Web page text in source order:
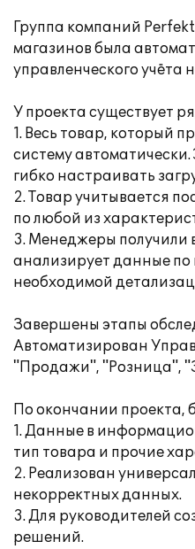
Группа компаний
магазинов была
управленческого учёта
У проекта существует
1. Весь товар, который
систему
гибко настраивать
2. Товар учитывается
по любой из
3. Менеджеры получили
анализирует данные по
необходимой
Завершены этапы
Автоматизирован
"Продажи", "Розница",
По окончании проекта,
1. Данные в
тип товара и прочие
2. Реализован
некорректных данных.
3. Для руководителей
решений.